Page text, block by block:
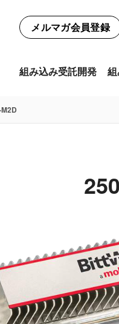
メルマガ会員登録
組み込み受託開発